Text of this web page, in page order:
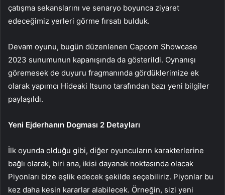
çatışma sekanslarını ve senaryo boyunca ziyaret
edeceğimiz yerleri görme fırsatı bulduk.
Devam oyunu, bugün düzenlenen Capcom Showcase
2023 sunumunun kapanışında da gösterildi. Oynanışı
göremesek de duyuru fragmanında gördüklerimize ek
olarak yapımcı Hideaki Itsuno tarafından bazı yeni bilgiler
paylaşıldı.
Yeni Ejderhanın Dogması 2 Detayları
İlk oyunda olduğu gibi, diğer oyuncuların karakterlerine
bağlı olarak, biri ana, ikisi dayanak noktasında olacak
Piyonları bize eşlik edecek şekilde seçebiliriz. Piyonlar bu
kez daha kesin kararlar alabilecek. Örneğin, sizi yeni